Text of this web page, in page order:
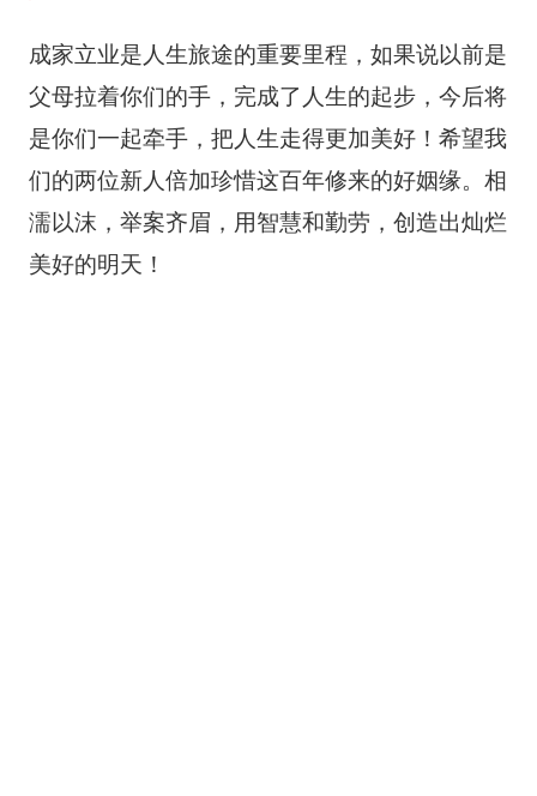
成家立业是人生旅途的重要里程，如果说以前是
父母拉着你们的手，完成了人生的起步，今后将
是你们一起牵手，把人生走得更加美好！希望我
们的两位新人倍加珍惜这百年修来的好姻缘。相
濡以沫，举案齐眉，用智慧和勤劳，创造出灿烂
美好的明天！